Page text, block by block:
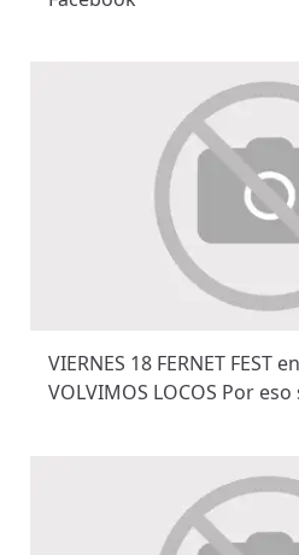
VIERNES 18 FERNET FEST
VOLVIMOS LOCOS Por